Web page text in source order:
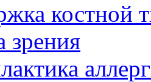
костной
зрения